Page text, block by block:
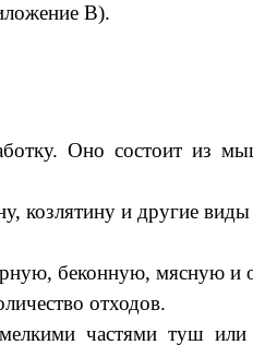
В).
Оно состоит из
козлятину и другие виды
беконную, мясную и
отходов.
частями туш или